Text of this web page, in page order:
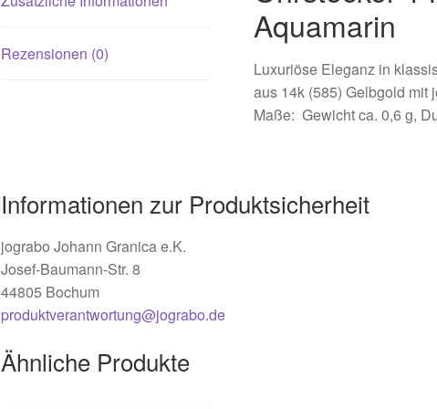
Rezensionen (0)
Aquamarin
Luxuriöse Eleganz in
aus 14k (585) Gelbgold mit
Maße: Gewicht ca. 0,6 g,
Informationen zur Produktsicherheit
jograbo Johann Granica e.K.
Josef-Baumann-Str. 8
44805 Bochum
produktverantwortung@jograbo.de
Ähnliche Produkte